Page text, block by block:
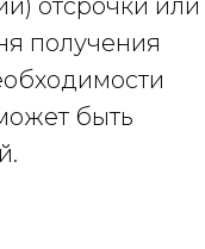
отсрочки или
получения
быть